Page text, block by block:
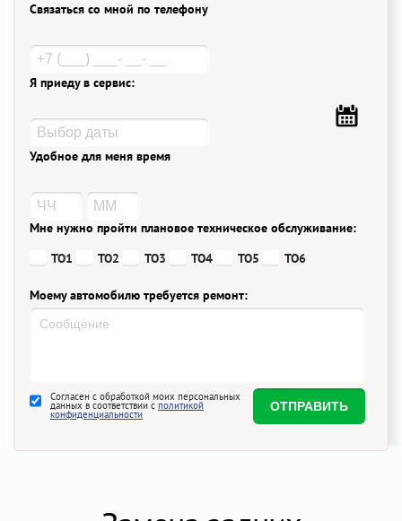
Связаться со мной по телефону
Я приеду в сервис:
Удобное для меня время
Мне нужно пройти плановое техническое обслуживание:
ТО1
ТО2 ТО3 ТО4 ТО5 ТО6
Моему автомобилю требуется ремонт:
Согласен с обработкой моих персональных
данных в соответствии с политикой
конфиденциальности